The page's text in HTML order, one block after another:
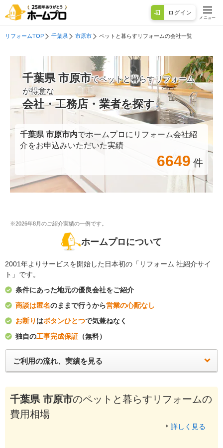
ログイン
メニュー
リフォームTOP 千葉県 市原市 ペットと暮らすリフォームの会社一覧
千葉県 市原市でペットと暮らすリフォーム
が得意な
会社・工務店・業者を探す
千葉県 市原市内でホームプロにリフォーム会社紹
介をお申込みいただいた実績
6649 件
※2026年8月のご紹介実績の一例です。
ホームプロについて
2001年よりサービスを開始した日本初の「リフォーム 社紹介サイ
ト」です。
条件にあった地元の優良会社をご紹介
商談は匿名のままで行うから営業の心配なし
お断り はボタンひとつで気兼ねなく
独自の工事完成保証 （無料）
ご利用の流れ、実績を見る
千葉県 市原市のペットと暮らすリフォームの
費用相場
詳しく見る